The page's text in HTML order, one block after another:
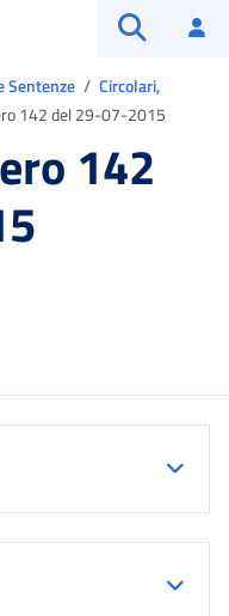
Sentenze
Circolari,
142 del 29-07-2015
142